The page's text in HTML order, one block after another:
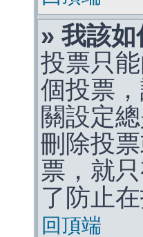
» 我該
投票只
個投票
關設定
刪除投
票，就
了防止
回頂端